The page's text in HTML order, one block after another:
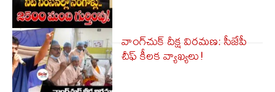
వాంగ్‌చుక్ దీక్ష విరమణ: సీజేపీ
చీఫ్ కీలక వ్యాఖ్యలు!